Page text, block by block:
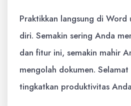
Praktikkan langsung di Word
diri. Semakin sering Anda
dan fitur ini, semakin mahir
mengolah dokumen.
tingkatkan produktivitas